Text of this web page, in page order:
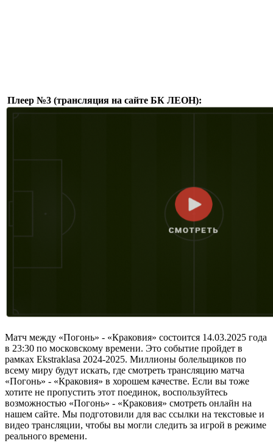
Плеер №3 (трансляция на сайте БК ЛЕОН):
Матч между «Погонь» - «Краковия» состоится 14.03.2025 года
в 23:30 по московскому времени. Это событие пройдет в
рамках Ekstraklasa 2024-2025. Миллионы болельщиков по
всему миру будут искать, где смотреть трансляцию матча
«Погонь» - «Краковия» в хорошем качестве. Если вы тоже
хотите не пропустить этот поединок, воспользуйтесь
возможностью «Погонь» - «Краковия» смотреть онлайн на
нашем сайте. Мы подготовили для вас ссылки на текстовые и
видео трансляции, чтобы вы могли следить за игрой в режиме
реального времени.